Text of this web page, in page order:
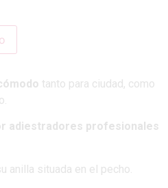
tanto para ciudad, como
adiestradores profesionales
anilla situada en el pecho.